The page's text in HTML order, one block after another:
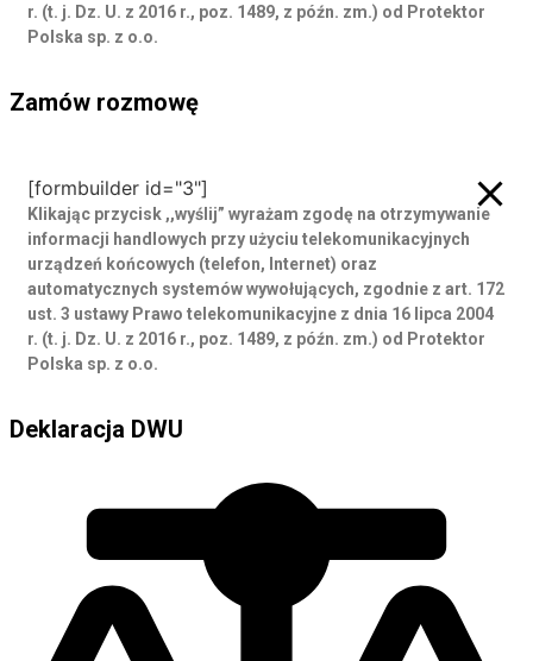
r. (t. j. Dz. U. z 2016 r., poz. 1489, z późn. zm.) od Protektor
Polska sp. z o.o.
Zamów rozmowę
[formbuilder id="3"]
Klikając przycisk ,,wyślij” wyrażam zgodę na otrzymywanie
informacji handlowych przy użyciu telekomunikacyjnych
urządzeń końcowych (telefon, Internet) oraz
automatycznych systemów wywołujących, zgodnie z art. 172
ust. 3 ustawy Prawo telekomunikacyjne z dnia 16 lipca 2004
r. (t. j. Dz. U. z 2016 r., poz. 1489, z późn. zm.) od Protektor
Polska sp. z o.o.
Deklaracja DWU